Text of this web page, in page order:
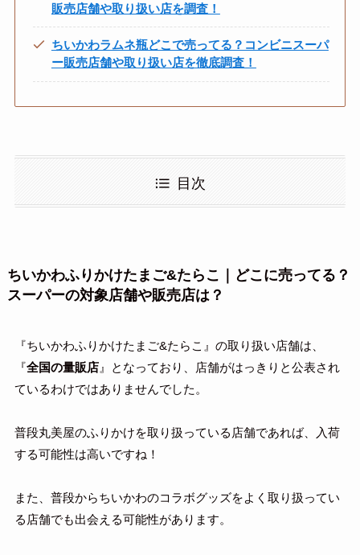
販売店舗や取り扱い店を調査！
ちいかわラムネ瓶どこで売ってる？コンビニスーパ
ー販売店舗や取り扱い店を徹底調査！
目次
ちいかわふりかけたまご&たらこ｜どこに売ってる？
スーパーの対象店舗や販売店は？
『ちいかわふりかけたまご&たらこ』の取り扱い店舗は、
『全国の量販店』となっており、店舗がはっきりと公表され
ているわけではありませんでした。
普段丸美屋のふりかけを取り扱っている店舗であれば、入荷
する可能性は高いですね！
また、普段からちいかわのコラボグッズをよく取り扱ってい
る店舗でも出会える可能性があります。